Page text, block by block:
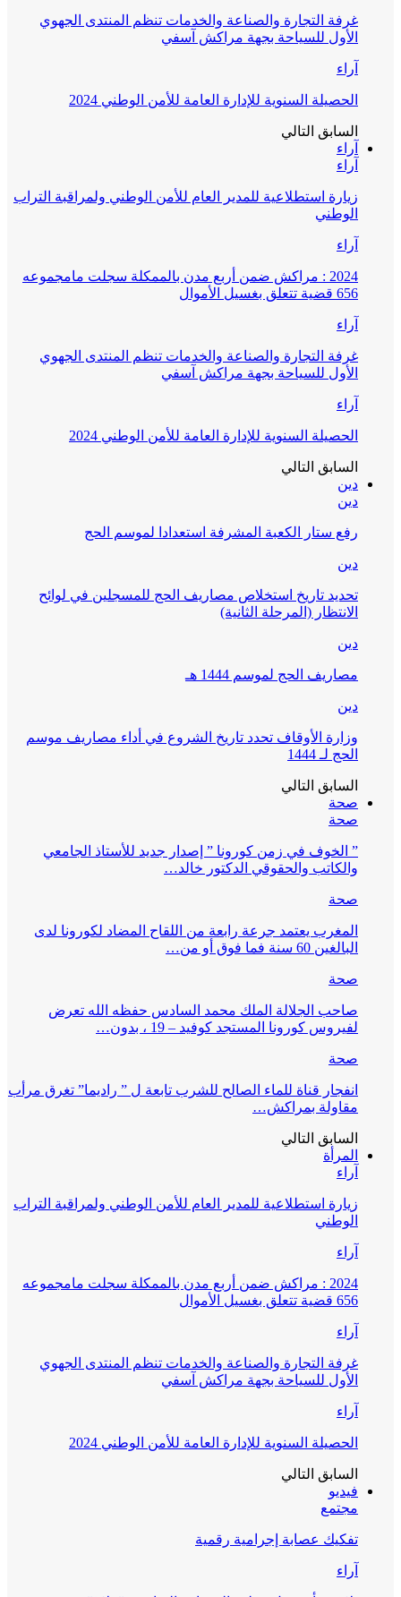
غرفة التجارة والصناعة والخدمات تنظم المنتدى الجهوي
الأول للسياحة بجهة مراكش آسفي
آراء
الحصيلة السنوية للإدارة العامة للأمن الوطني 2024
السابق التالي
آراء
آراء
زيارة استطلاعية للمدير العام للأمن الوطني ولمراقبة التراب
الوطني
آراء
2024 : مراكش ضمن أربع مدن بالممكلة سجلت مامجموعه
656 قضية تتعلق بغسيل الأموال
آراء
غرفة التجارة والصناعة والخدمات تنظم المنتدى الجهوي
الأول للسياحة بجهة مراكش آسفي
آراء
الحصيلة السنوية للإدارة العامة للأمن الوطني 2024
السابق التالي
دين
دين
رفع ستار الكعبة المشرفة استعدادا لموسم الحج
دين
تحديد تاريخ استخلاص مصاريف الحج للمسجلين في لوائح
الانتظار (المرحلة الثانية)
دين
مصاريف الحج لموسم 1444 هـ
دين
وزارة الأوقاف تحدد تاريخ الشروع في أداء مصاريف موسم
الحج لـ 1444
السابق التالي
صحة
صحة
” الخوف في زمن كورونا ” إصدار جديد للأستاذ الجامعي
والكاتب والحقوقي الدكتور خالد…
صحة
المغرب يعتمد جرعة رابعة من اللقاح المضاد لكورونا لدى
البالغين 60 سنة فما فوق أو من…
صحة
صاحب الجلالة الملك محمد السادس حفظه الله تعرض
لفيروس كورونا المستجد كوفيد – 19 ، بدون…
صحة
انفجار قناة للماء الصالح للشرب تابعة ل ” راديما” تغرق مرأب
مقاولة بمراكش…
السابق التالي
المرأة
آراء
زيارة استطلاعية للمدير العام للأمن الوطني ولمراقبة التراب
الوطني
آراء
2024 : مراكش ضمن أربع مدن بالممكلة سجلت مامجموعه
656 قضية تتعلق بغسيل الأموال
آراء
غرفة التجارة والصناعة والخدمات تنظم المنتدى الجهوي
الأول للسياحة بجهة مراكش آسفي
آراء
الحصيلة السنوية للإدارة العامة للأمن الوطني 2024
السابق التالي
فيديو
مجتمع
تفكيك عصابة إجرامية رقمية
آراء